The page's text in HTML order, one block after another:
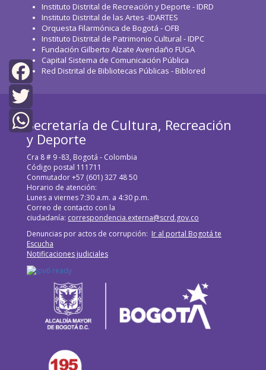
Facebook
Twitter
WhatsApp
Instituto Distrital de Recreación y Deporte - IDRD
Instituto Distrital de las Artes -IDARTES
Orquesta Filarmónica de Bogotá - OFB
Instituto Distrital de Patrimonio Cultural - IDPC
Fundación Gilberto Alzate Avendaño FUGA
Capital Sistema de Comunicación Pública
Red Distrital de Bibliotecas Públicas - Biblored
Secretaría de Cultura, Recreación
y Deporte
Cra 8 # 9 -83, Bogotá - Colombia
Código postal 111711
Conmutador +57 (601) 327 48 50
Horario de atención:
Lunes a viernes 7:30 a.m. a 4:30 p.m.
Correo de contacto con la
ciudadanía: correspondencia.externa@scrd.gov.co
Denuncias por actos de corrupción: Ir al portal Bogotá te
Escucha
Notificaciones judiciales